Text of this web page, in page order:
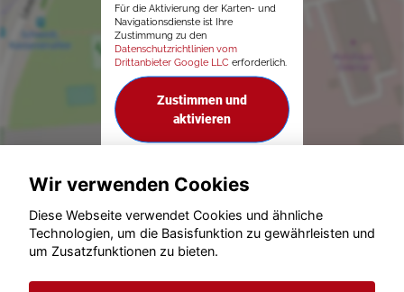
Für die Aktivierung der Karten- und
Navigationsdienste ist Ihre
Zustimmung zu den
Datenschutzrichtlinien vom
Drittanbieter Google LLC erforderlich.
Zustimmen und
aktivieren
© konjunkturmotor.de GmbH 2020 - 2026
Wir verwenden Cookies
Diese Webseite verwendet Cookies und ähnliche
Technologien, um die Basisfunktion zu gewährleisten und
um Zusatzfunktionen zu bieten.